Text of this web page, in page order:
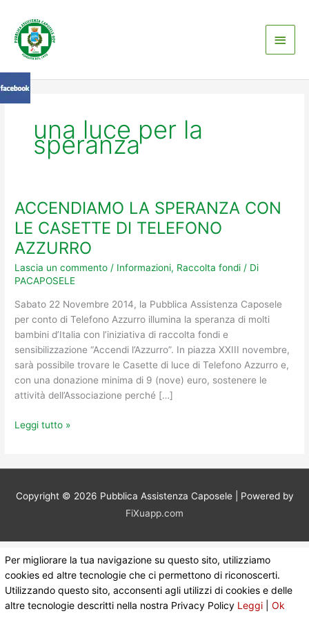
contenuto
Menu
una luce per la
speranza
ACCENDIAMO LA SPERANZA CON
LE CASETTE DI TELEFONO
AZZURRO
Lascia un commento / Informazioni, Raccolta fondi / Di
PACAPOSELE
Sabato 22 Novembre 2014, la Pubblica Assistenza Caposele
per conto di Telefono Azzurro illumina la speranza di molti
bambini d’Italia con l’iniziativa di raccolta fondi e
sensibilizzazione “Accendi l’Azzurro”. In piazza XXIII novembre,
sarà possibile trovare le Casette di luce di Telefono Azzurro e,
con una donazione minima di 9 (nove) euro, sostenere le
attività dell’Associazione perché […]
ACCENDIAMO
LA
SPERANZA
CON
LE
CASETTE
TELEFONO
AZZURRO
Leggi tutto »
Copyright © 2026 Pubblica Assistenza Caposele| Powered by
FiXuapp.com
Per migliorare la tua navigazione su questo sito, utilizziamo
cookies ed altre tecnologie che ci permettono di riconoscerti.
Utilizzando questo sito, acconsenti agli utilizzi di cookies e delle
altre tecnologie descritti nella nostra Privacy Policy Leggi Ok